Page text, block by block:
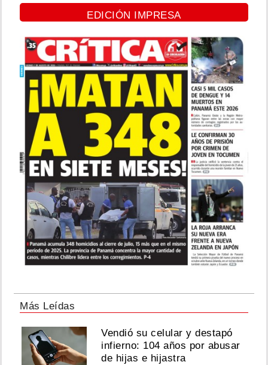
EDICIÓN IMPRESA
Más Leídas
Vendió su celular y destapó
infierno: 104 años por abusar
de hijas e hijastra